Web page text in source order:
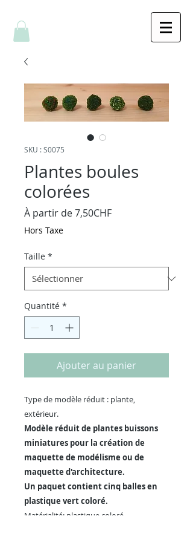
SKU : S0075
Plantes boules
colorées
À partir de7,50CHFPrix
Hors Taxe
Taille *
Quantité *
Ajouter au panier
Type de modèle réduit : plante,
extérieur.
Modèle réduit de plantes buissons
miniatures pour la création de
maquette de modélisme ou de
maquette d'architecture.
Un paquet contient cinq balles en
plastique vert coloré.
Matérialité: plastique coloré